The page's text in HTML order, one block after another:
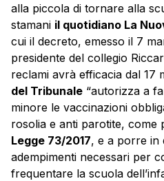
alla piccola di tornare alla
stamani il quotidiano La
cui il decreto, emesso il 7
presidente del collegio
reclami avrà efficacia dal 17
del Tribunale “autorizza a
minore le vaccinazioni
rosolia e anti parotite, come
Legge 73/2017, e a porre in
adempimenti necessari per
frequentare la scuola